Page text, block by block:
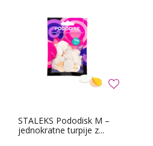
STALEKS Pododisk M –
jednokratne turpije z...